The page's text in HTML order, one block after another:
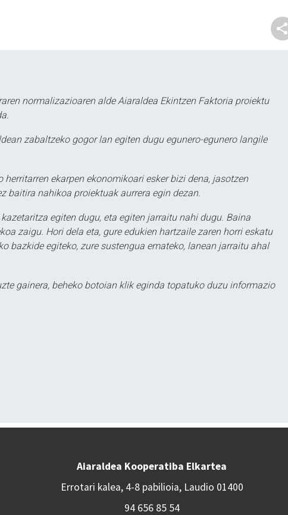
normalizazioaren alde Aiaraldea Ekintzen Faktoria proiektu
zabaltzeko gogor lan egiten dugu egunero-egunero langile
herritarren ekarpen ekonomikoari esker bizi dena, jasotzen
baitira nahikoa proiektuak aurrera egin dezan.
egiten dugu, eta egiten jarraitu nahi dugu. Baina
zaigu. Hori dela eta, gure edukien hartzaile zaren horri eskatu
bazkide egiteko, zure sustengua emateko, lanean jarraitu ahal
gainera, beheko botoian klik eginda topatuko duzu informazio
Aiaraldea Kooperatiba Elkartea
Errotari kalea, 4-8 pabilioia, Laudio 01400
94 656 85 54